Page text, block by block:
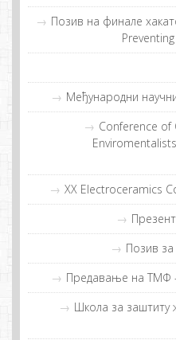
Пoзив нa финaлe
Међународни
Conference of
XX Electroceramics
Позив за
Предавање на ТМФ
Шкoлa зa зaштиту